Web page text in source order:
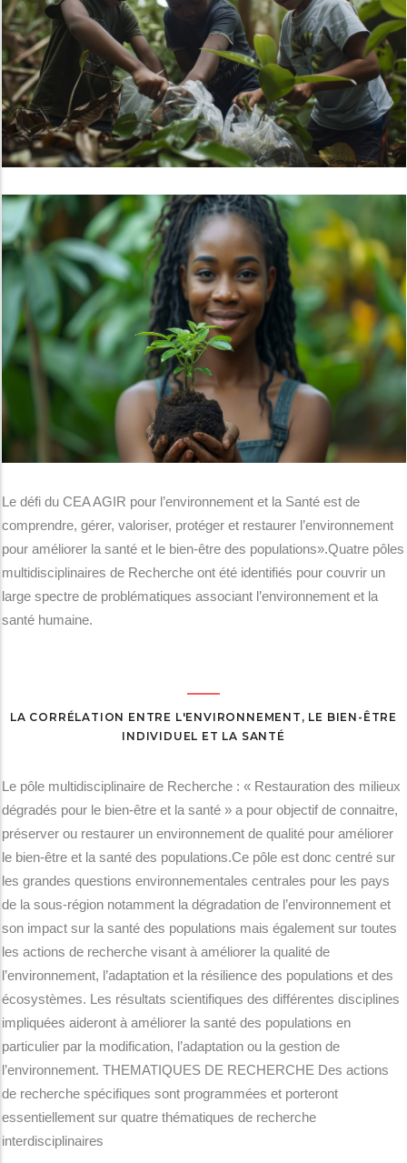
Le défi du CEA AGIR pour l’environnement et la Santé est de
comprendre, gérer, valoriser, protéger et restaurer l’environnement
pour améliorer la santé et le bien-être des populations».Quatre pôles
multidisciplinaires de Recherche ont été identifiés pour couvrir un
large spectre de problématiques associant l’environnement et la
santé humaine.
LA CORRÉLATION ENTRE L'ENVIRONNEMENT, LE BIEN-ÊTRE
INDIVIDUEL ET LA SANTÉ
Le pôle multidisciplinaire de Recherche : « Restauration des milieux
dégradés pour le bien-être et la santé » a pour objectif de connaitre,
préserver ou restaurer un environnement de qualité pour améliorer
le bien-être et la santé des populations.Ce pôle est donc centré sur
les grandes questions environnementales centrales pour les pays
de la sous-région notamment la dégradation de l’environnement et
son impact sur la santé des populations mais également sur toutes
les actions de recherche visant à améliorer la qualité de
l’environnement, l’adaptation et la résilience des populations et des
écosystèmes. Les résultats scientifiques des différentes disciplines
impliquées aideront à améliorer la santé des populations en
particulier par la modification, l’adaptation ou la gestion de
l’environnement. THEMATIQUES DE RECHERCHE Des actions
de recherche spécifiques sont programmées et porteront
essentiellement sur quatre thématiques de recherche
interdisciplinaires